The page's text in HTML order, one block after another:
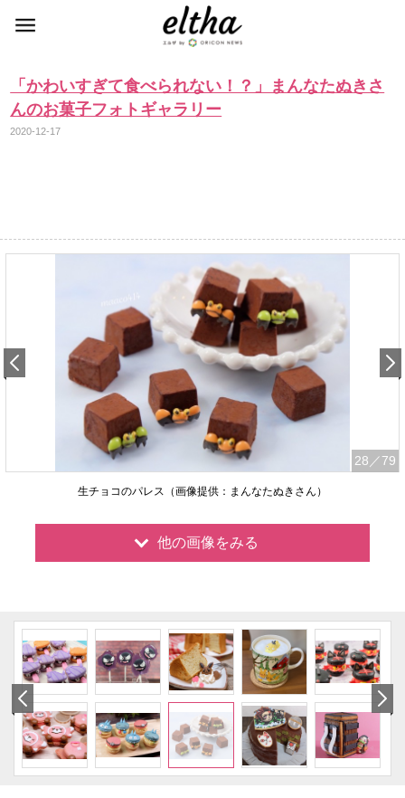
「かわいすぎて食べられない！？」まんなたぬきさ
んのお菓子フォトギャラリー
2020-12-17
28 ／79
生チョコのパレス（画像提供：まんなたぬきさん）
他の画像をみる